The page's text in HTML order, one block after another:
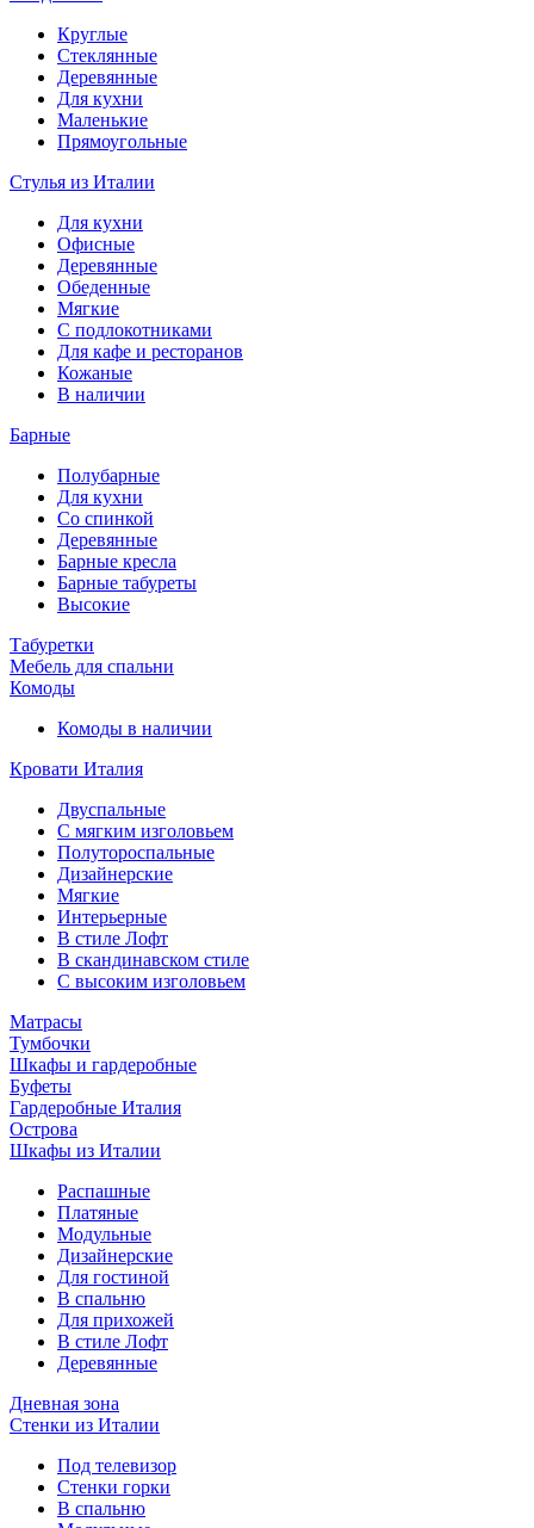
Круглые
Стеклянные
Деревянные
Для кухни
Маленькие
Прямоугольные
Стулья из Италии
Для кухни
Офисные
Деревянные
Обеденные
Мягкие
С подлокотниками
Для кафе и ресторанов
Кожаные
В наличии
Барные
Полубарные
Для кухни
Со спинкой
Деревянные
Барные кресла
Барные табуреты
Высокие
Табуретки
Мебель для спальни
Комоды
Комоды в наличии
Кровати Италия
Двуспальные
С мягким изголовьем
Полутороспальные
Дизайнерские
Мягкие
Интерьерные
В стиле Лофт
В скандинавском стиле
С высоким изголовьем
Матрасы
Тумбочки
Шкафы и гардеробные
Буфеты
Гардеробные Италия
Острова
Шкафы из Италии
Распашные
Платяные
Модульные
Дизайнерские
Для гостиной
В спальню
Для прихожей
В стиле Лофт
Деревянные
Дневная зона
Стенки из Италии
Под телевизор
Стенки горки
В спальню